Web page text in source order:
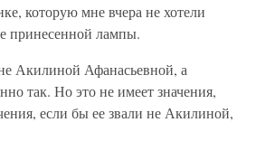
которую мне вчера не хотели
принесенной лампы.
Акилиной Афанасьевной, а
так. Но это не имеет значения,
если бы ее звали не Акилиной,